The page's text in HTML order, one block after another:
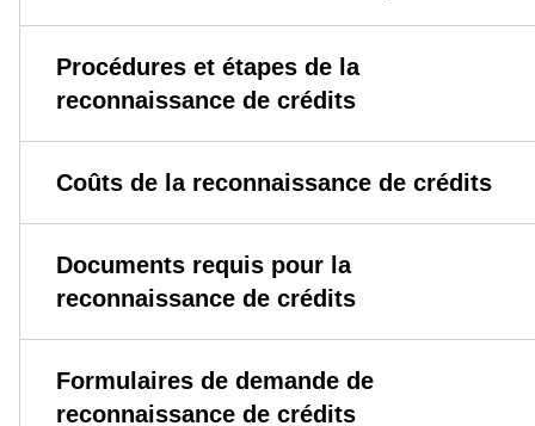
Procédures et étapes de la
reconnaissance de crédits
Coûts de la reconnaissance de crédits
Documents requis pour la
reconnaissance de crédits
Formulaires de demande de
reconnaissance de crédits